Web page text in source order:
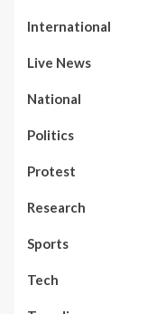
International
Live News
National
Politics
Protest
Research
Sports
Tech